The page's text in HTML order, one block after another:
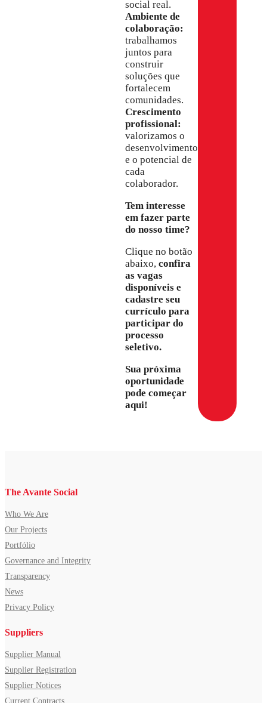
social real.
Ambiente de
colaboração:
trabalhamos
juntos para
construir
soluções que
fortalecem
comunidades.
Crescimento
profissional:
valorizamos o
desenvolvimento
e o potencial de
cada
colaborador.
Tem interesse
em fazer parte
do nosso time?
Clique no botão
abaixo, confira
as vagas
disponíveis e
cadastre seu
currículo para
participar do
processo
seletivo.
Sua próxima
oportunidade
pode começar
aqui!
The Avante Social
Who We Are
Our Projects
Portfólio
Governance and Integrity
Transparency
News
Privacy Policy
Suppliers
Supplier Manual
Supplier Registration
Supplier Notices
Current Contracts